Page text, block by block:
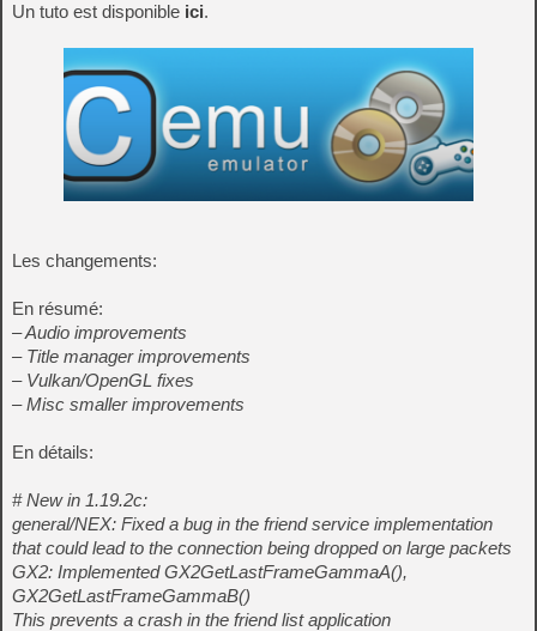
Un tuto est disponible ici.
Les changements:
En résumé:
– Audio improvements
– Title manager improvements
– Vulkan/OpenGL fixes
– Misc smaller improvements
En détails:
# New in 1.19.2c:
general/NEX: Fixed a bug in the friend service implementation
that could lead to the connection being dropped on large packets
GX2: Implemented GX2GetLastFrameGammaA(),
GX2GetLastFrameGammaB()
This prevents a crash in the friend list application